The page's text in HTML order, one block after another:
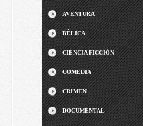
AVENTURA
BÉLICA
CIENCIA FICCIÓN
COMEDIA
CRIMEN
DOCUMENTAL